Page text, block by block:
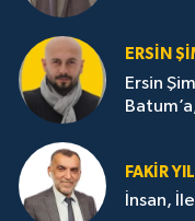
ERSIN
Ersin
FAKIR
İnsan,